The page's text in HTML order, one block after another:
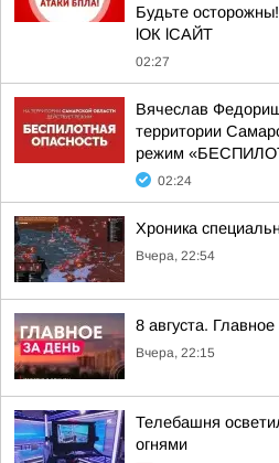
Будьте
lОК lСАЙТ
02:27
Вячеслав
территории
режим
02:24
Хроника
Вчера, 22:54
8 августа.
Вчера, 22:15
Телебашня
огнями